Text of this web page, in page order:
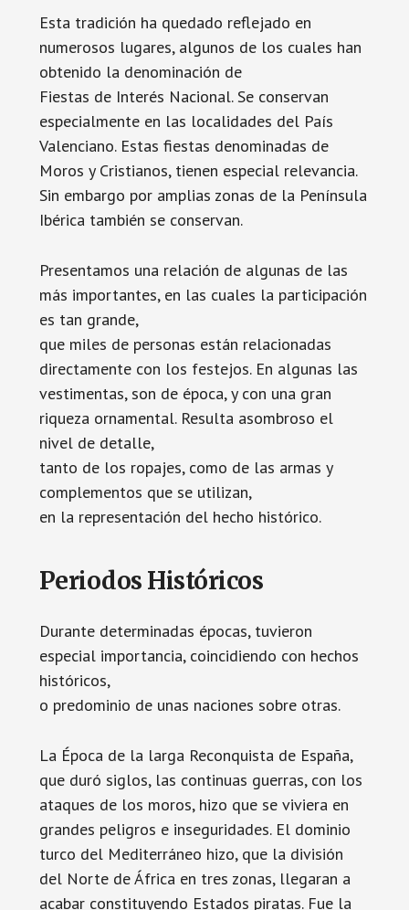
Esta tradición ha quedado reflejado en
numerosos lugares, algunos de los cuales han
obtenido la denominación de
Fiestas de Interés Nacional. Se conservan
especialmente en las localidades del País
Valenciano. Estas fiestas denominadas de
Moros y Cristianos, tienen especial relevancia.
Sin embargo por amplias zonas de la Península
Ibérica también se conservan.
Presentamos una relación de algunas de las
más importantes, en las cuales la participación
es tan grande,
que miles de personas están relacionadas
directamente con los festejos. En algunas las
vestimentas, son de época, y con una gran
riqueza ornamental. Resulta asombroso el
nivel de detalle,
tanto de los ropajes, como de las armas y
complementos que se utilizan,
en la representación del hecho histórico.
Periodos Históricos
Durante determinadas épocas, tuvieron
especial importancia, coincidiendo con hechos
históricos,
o predominio de unas naciones sobre otras.
La Época de la larga Reconquista de España,
que duró siglos, las continuas guerras, con los
ataques de los moros, hizo que se viviera en
grandes peligros e inseguridades. El dominio
turco del Mediterráneo hizo, que la división
del Norte de África en tres zonas, llegaran a
acabar constituyendo Estados piratas. Fue la